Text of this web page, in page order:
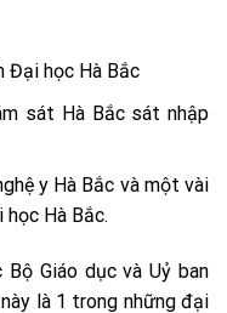
học Hà Bắc
sát Hà Bắc sát nhập
y Hà Bắc và một vài
Hà Bắc.
Giáo dục và Uỷ ban
là 1 trong những đại